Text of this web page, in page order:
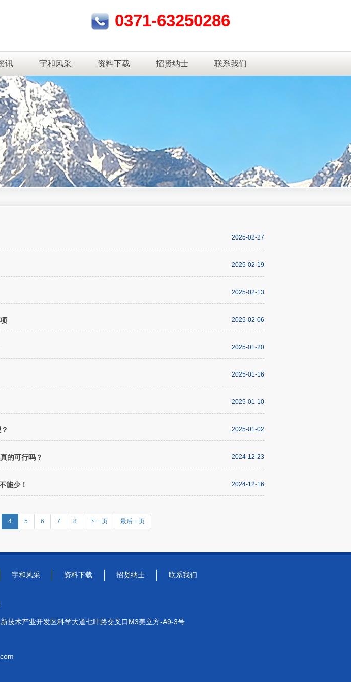
0371-63250286
讯 宇和风采 资料下载 招贤纳士 联系我们
2025-02-27
2025-02-19
2025-02-13
2025-02-06
2025-01-20
2025-01-16
2025-01-10
2025-01-02
的可行吗？ 2024-12-23
能少！ 2024-12-16
4 5 6 7 8 下一页 最后一页
宇和风采 资料下载 招贤纳士 联系我们
技术产业开发区科学大道七叶路交叉口M3美立方-A9-3号